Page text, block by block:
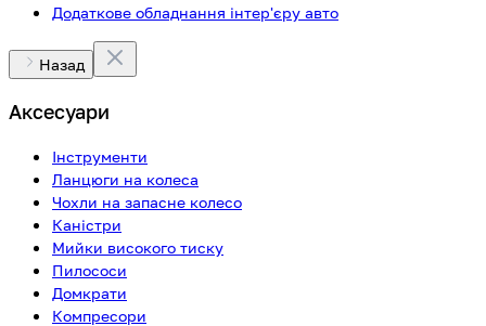
Додаткове обладнання інтер'єру авто
Назад
Аксесуари
Інструменти
Ланцюги на колеса
Чохли на запасне колесо
Каністри
Мийки високого тиску
Пилососи
Домкрати
Компресори